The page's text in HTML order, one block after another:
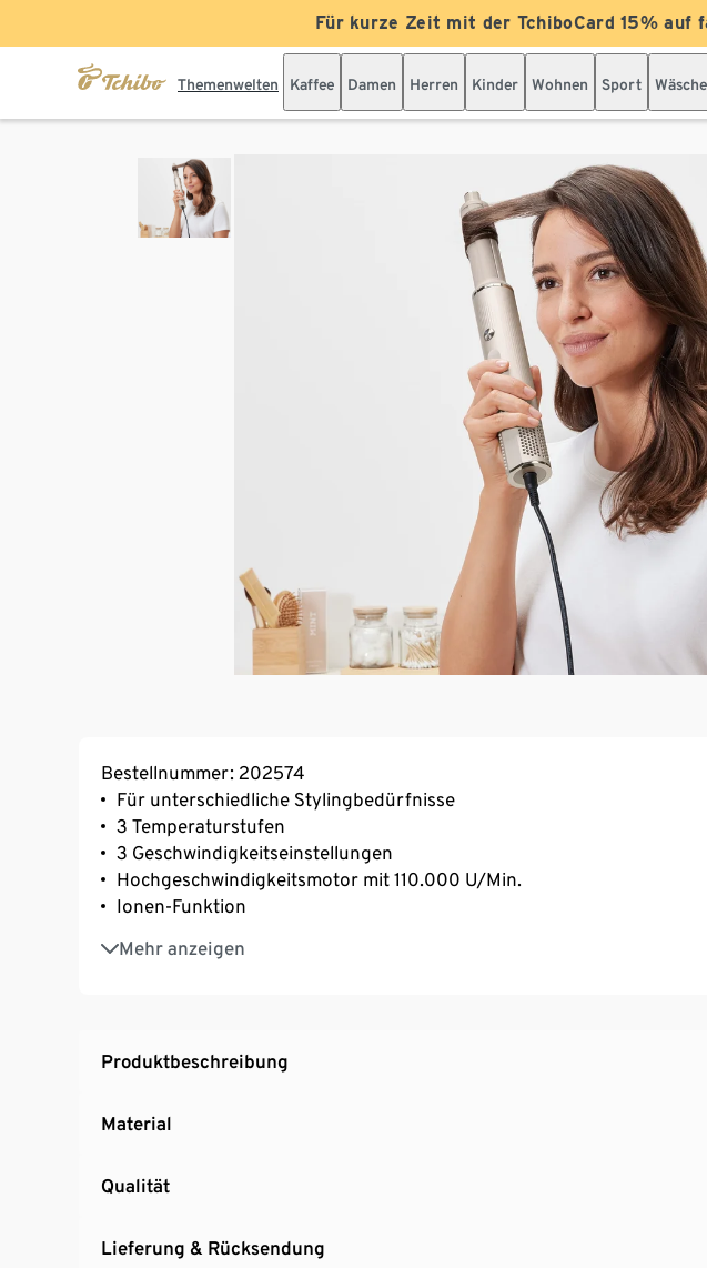
Für kurze Zeit mit der TchiboCard 15% auf
Themenwelten Kaffee Damen Herren Kinder Wohnen Sport Wäsche
Bestellnummer: 202574
Für unterschiedliche Stylingbedürfnisse
3 Temperaturstufen
3 Geschwindigkeitseinstellungen
Hochgeschwindigkeitsmotor mit 110.000 U/Min.
Ionen-Funktion
Mehr anzeigen
5 unterschiedliche Aufsätze für optimale Stylingergebnisse:
Präzisionsdüse zum Trocknen der Haare mit Adaptionsaufsatz
Einfacher Wechsel der Aufsätze per Knopfdruck
Produktbeschreibung
Material
Qualität
Lieferung & Rücksendung